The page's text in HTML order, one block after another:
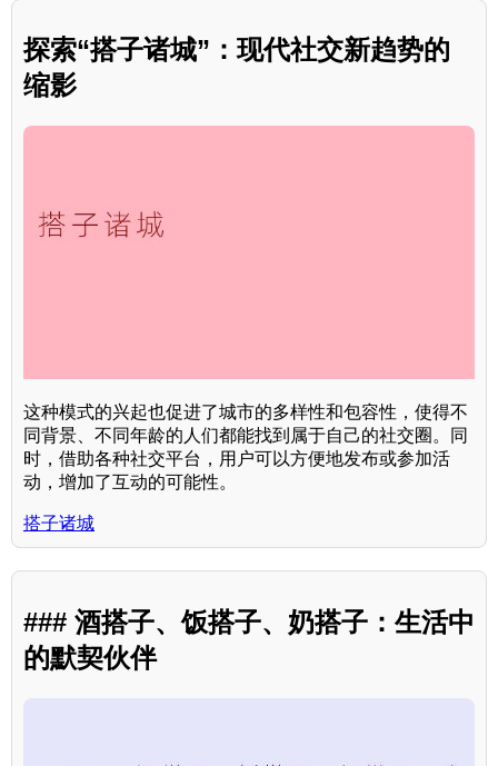
探索“搭子诸城”：现代社交新趋势的
缩影
这种模式的兴起也促进了城市的多样性和包容性，使得不
同背景、不同年龄的人们都能找到属于自己的社交圈。同
时，借助各种社交平台，用户可以方便地发布或参加活
动，增加了互动的可能性。
搭子诸城
### 酒搭子、饭搭子、奶搭子：生活中
的默契伙伴